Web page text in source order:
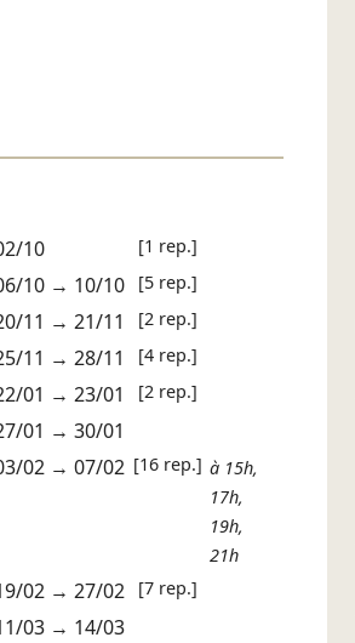
10 [1 rep.]
10→ 10/10 [5 rep.]
11 → 21/11 [2 rep.]
11 → 28/11 [4 rep.]
01 → 23/01 [2 rep.]
01 → 30/01
02→ 07/02 [16 rep.] à 15h,
17h,
19h,
21h
02→ 27/02 [7 rep.]
03→ 14/03